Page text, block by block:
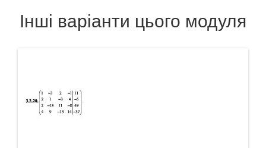
Інші варіанти цього модуля